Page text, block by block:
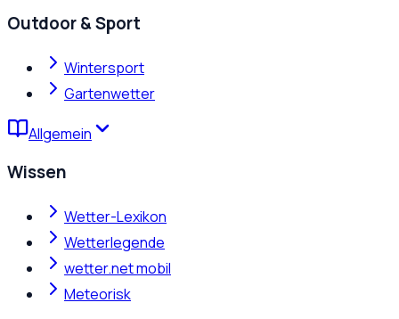
Outdoor & Sport
Wintersport
Gartenwetter
Allgemein
Wissen
Wetter-Lexikon
Wetterlegende
wetter.net mobil
Meteorisk